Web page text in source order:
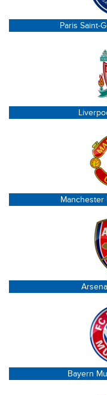
Paris Saint-
Manchester
Bayern